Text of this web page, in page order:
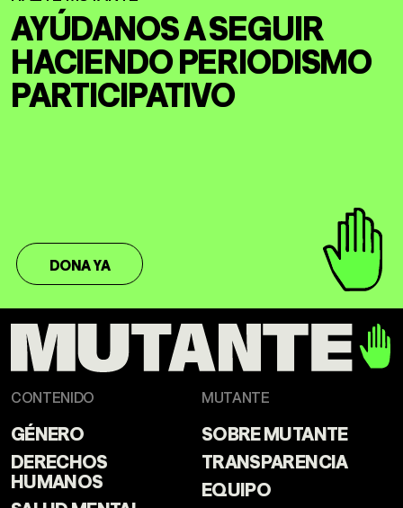
AYÚDANOS A SEGUIR
HACIENDOPERIODISMO
PARTICIPATIVO
DONA YA
CONTENIDO
GÉNERO
DERECHOS
HUMANOS
MUTANTE
SOBRE MUTANTE
TRANSPARENCIA
EQUIPO